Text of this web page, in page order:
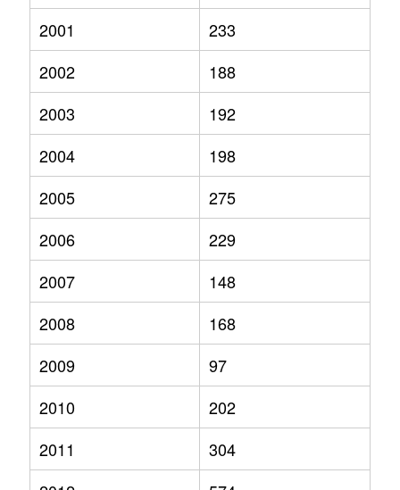
2001
233
2002
188
2003
192
2004
198
2005
275
2006
229
2007
148
2008
168
2009
97
2010
202
2011
304